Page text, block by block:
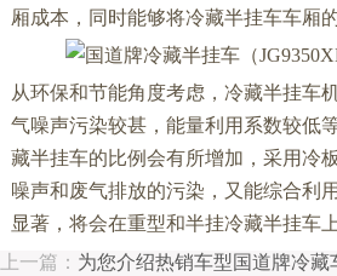
厢成本，同时能够将冷藏半挂车车厢
从环保和节能角度考虑，冷藏半挂车
气噪声污染较甚，能量利用系数较低
藏半挂车的比例会有所增加，采用冷
噪声和废气排放的污染，又能综合利
显著，将会在重型和半挂冷藏半挂车
上一篇： 为您介绍热销车型国道牌冷藏